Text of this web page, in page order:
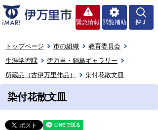
緊急情報 閲覧補助 探す
トップページ 市の組織
教育委員会
生涯学習課
伊万里・鍋島ギャラリー
所蔵品（古伊万里作品）
染付花散文皿
染付花散文皿